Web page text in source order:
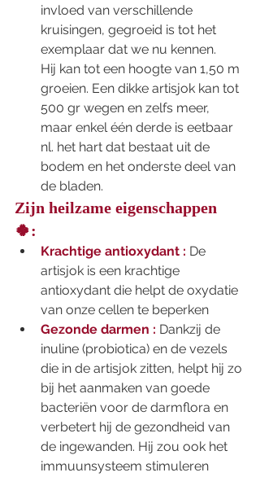
invloed van verschillende
kruisingen, gegroeid is tot het
exemplaar dat we nu kennen.
Hij kan tot een hoogte van 1,50 m
groeien. Een dikke artisjok kan tot
500 gr wegen en zelfs meer,
maar enkel één derde is eetbaar
nl. het hart dat bestaat uit de
bodem en het onderste deel van
de bladen.
Zijn heilzame eigenschappen
🍀:
Krachtige antioxydant : De
artisjok is een krachtige
antioxydant die helpt de oxydatie
van onze cellen te beperken
Gezonde darmen : Dankzij de
inuline (probiotica) en de vezels
die in de artisjok zitten, helpt hij zo
bij het aanmaken van goede
bacteriën voor de darmflora en
verbetert hij de gezondheid van
de ingewanden. Hij zou ook het
immuunsysteem stimuleren